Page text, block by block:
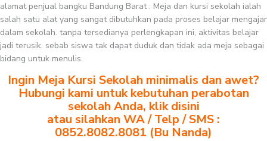
alamat penjual bangku Bandung Barat : Meja dan kursi sekolah ialah
salah satu alat yang sangat dibutuhkan pada proses belajar mengajar
dalam sekolah. tanpa tersedianya perlengkapan ini, aktivitas belajar
jadi terusik. sebab siswa tak dapat duduk dan tidak ada meja sebagai
bidang untuk menulis.
Ingin Meja Kursi Sekolah minimalis dan awet?
Hubungi kami untuk kebutuhan perabotan
sekolah Anda, klik disini
atau silahkan WA / Telp / SMS :
0852.8082.8081 (Bu Nanda)